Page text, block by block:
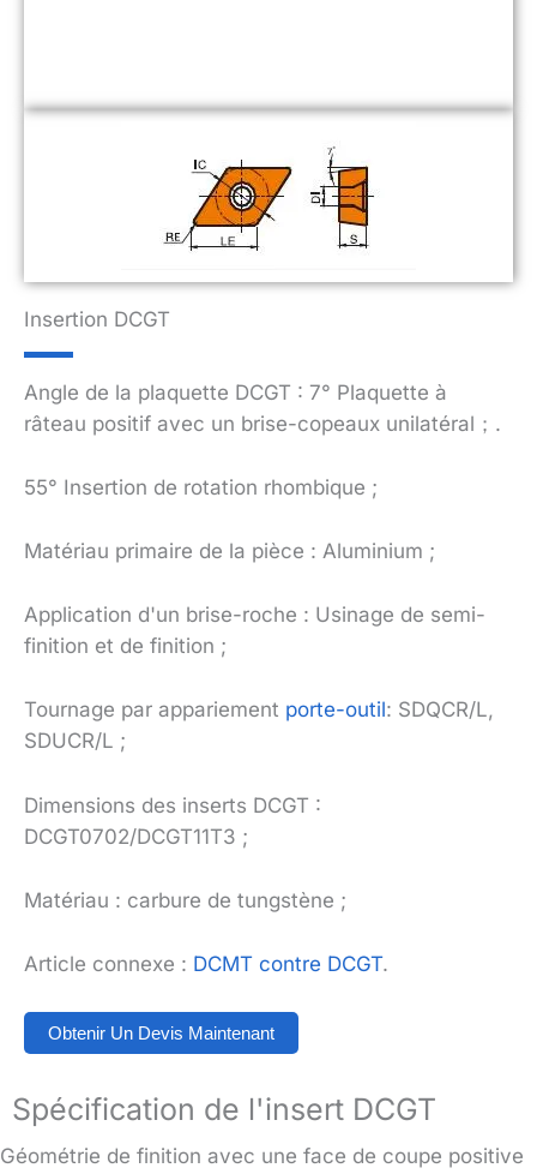
Insertion DCGT
Angle de la plaquette DCGT : 7° Plaquette à
râteau positif avec un brise-copeaux unilatéral；.
55° Insertion de rotation rhombique ;
Matériau primaire de la pièce : Aluminium ;
Application d'un brise-roche : Usinage de semi-
finition et de finition ;
Tournage par appariement porte-outil: SDQCR/L,
SDUCR/L ;
Dimensions des inserts DCGT :
DCGT0702/DCGT11T3 ;
Matériau : carbure de tungstène ;
Article connexe : DCMT contre DCGT.
Obtenir Un Devis Maintenant
Spécification de l'insert DCGT
Géométrie de finition avec une face de coupe positive